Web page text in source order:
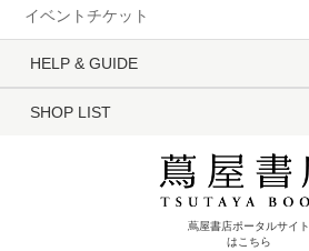
イベントチケット
HELP & GUIDE
SHOP LIST
蔦屋書店ポータルサイト
はこちら